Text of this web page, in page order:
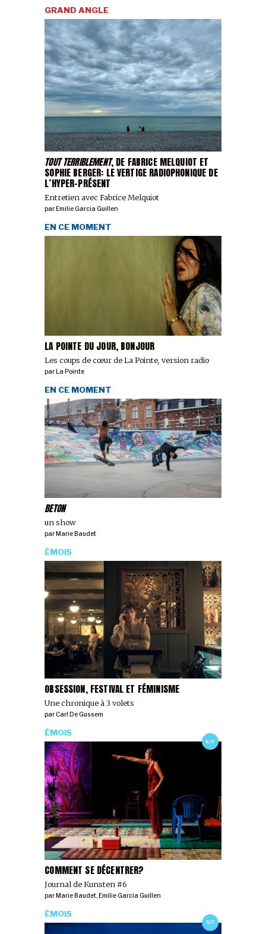
TOUT TERRIBLEMENT, DE FABRICE MELQUIOT ET
SOPHIE BERGER: LE VERTIGE RADIOPHONIQUE DE
L’HYPER-PRÉSENT
Entretien avec Fabrice Melquiot
GRAND ANGLE
par Emilie Garcia Guillen
LA POINTE DU JOUR, BONJOUR
Les coups de cœur de La Pointe, version radio
EN CE MOMENT
parLa Pointe
BETON
un show
EN CE MOMENT
par Marie Baudet
OBSESSION, FESTIVAL ET FÉMINISME
Une chronique à 3 volets
ÉMOIS
parCarl De Gussem
6/7
COMMENT SE DÉCENTRER?
Journal de Kunsten #6
ÉMOIS
parMarie Baudet,Emilie Garcia Guillen
5/7
ÉMOIS